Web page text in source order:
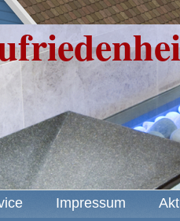
Impressum